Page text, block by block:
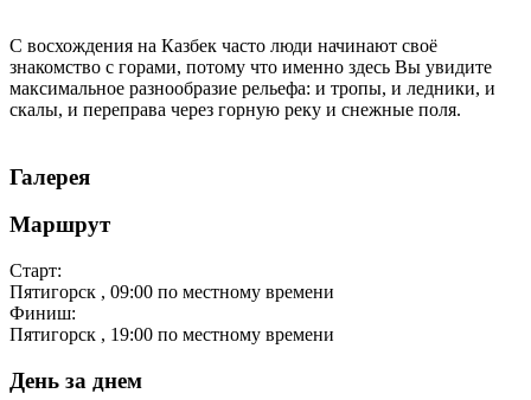
С восхождения на Казбек часто люди начинают своё
знакомство с горами, потому что именно здесь Вы увидите
максимальное разнообразие рельефа: и тропы, и ледники, и
скалы, и переправа через горную реку и снежные поля.
Галерея
Маршрут
Старт:
Пятигорск , 09:00 по местному времени
Финиш:
Пятигорск , 19:00 по местному времени
День за днем